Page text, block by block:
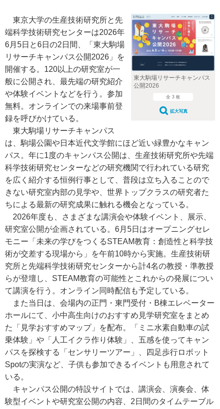
東大駒場リサーチキャンパス
公開2026
全 3 枚
拡大写真
東京大学の生産技術研究所と先
端科学技術研究センターは2026年
6月5日と6日の2日間、「東大駒場
リサーチキャンパス公開2026」を
開催する。120以上の研究室が一
般に公開され、最先端の研究紹介
や体験イベントなどを行う。参加
無料。オンラインでの来場事前登
録を呼びかけている。
東大駒場リサーチキャンパス
は、駒場公園や日本近代文学館にほど近い緑豊かなキャン
パス。年に1度のキャンパス公開は、生産技術研究所や先端
科学技術研究センターなどの研究機関で行われている研究
を広く紹介する恒例行事として、普段は立ち入ることので
きない研究室内部の見学や、世界トップクラスの研究者た
ちによる最新の研究成果に触れる機会となっている。
2026年度も、さまざまな講演会や体験イベント、展示、
研究室公開が企画されている。6月5日はオープニングセレ
モニー「未来の学びをつくるSTEAM教育：創造性と科学技
術が交差する現場から」を午前10時から実施。生産技術研
究所と先端科学技術研究センターから計4名の教授・準教授
らが登壇し、STEAM教育の可能性とこれからの発展につい
て講演を行う。オンライン同時配信も予定している。
また当日は、会場内の正門・東門受付・B棟エレベーター
ホールにて、小中高生向けのおすすめ見学研究室をまとめ
た「見学おすすめマップ」を配布。「ミニ水素自動車の試
乗体験」や「人工イクラ作り体験」、五感を使ってキャン
パスを探検する「センサリーツアー」、四足歩行ロボット
Spotの実演など、子供も参加できるイベントも用意されて
いる。
キャンパス公開の特設サイトでは、講演会、演奏会、体
験型イベントや研究室公開の内容、2日間のタイムテーブル